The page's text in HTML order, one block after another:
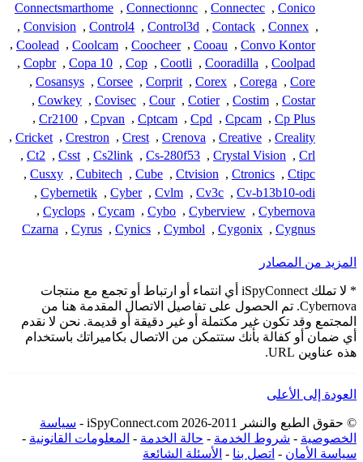
Conico
,
Connectec
,
Connectionnc
,
Connectsmarthome
,
Connex
,
Contack
,
Control3d
,
Control4
,
Convision
,
Convo Kontor
,
Cooau
,
Coocheer
,
Coolcam
,
Coolead
,
Coolpad
,
Cooradilla
,
Cootli
,
Cop
,
Copa 10
,
Copbr
,
Core
,
Corega
,
Corex
,
Corprit
,
Corsee
,
Cosansys
,
Costar
,
Costim
,
Cotier
,
Cour
,
Covisec
,
Cowkey
,
Cp Plus
,
Cpcam
,
Cpd
,
Cptcam
,
Cpvan
,
Cr2100
,
Creality
,
Creative
,
Crenova
,
Crest
,
Crestron
,
Cricket
,
Crl
,
Crystal Vision
,
Cs-280f53
,
Cs2link
,
Csst
,
Ct2
,
Ctipc
,
Ctronics
,
Ctvision
,
Cube
,
Cubitech
,
Cusxy
,
Cv-b13b10-odi
,
Cv3c
,
Cvlm
,
Cyber
,
Cybernetik
,
Cybernova
,
Cyberview
,
Cybo
,
Cycam
,
Cyclops
,
Cygnus
,
Cygonix
,
Cymbol
,
Cynics
,
Cyrus
,
Czarna
المزيد من المصادر
* لا تملك iSpyConnect أي انتماء أو ارتباط أو تجمع مع منتجات
Cybernova. تم الحصول على تفاصيل الاتصال المقدمة هنا من
المجتمع وقد تكون غير مكتملة أو غير دقيقة أو قديمة. نحن لا نقدم
أي ضمان أو كفالة بأنك ستتمكن من الاتصال بكاميراتك باستخدام
هذه عناوين URL.
العودة إلى الأعلى
© حقوق الطبع والنشر 2011-2026 iSpyConnect.com -
سياسة
الخصوصية - شروط الخدمة - حالة الخدمة - المعلومات القانونية -
سياسة الأمان - اتصل بنا - الأسئلة الشائعة